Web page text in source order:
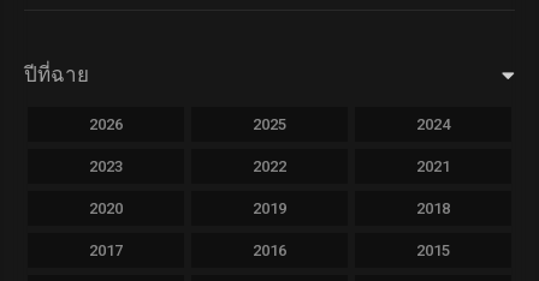
ปีที่ฉาย
2026 2025 2024
2023 2022 2021
2020 2019 2018
2017 2016 2015